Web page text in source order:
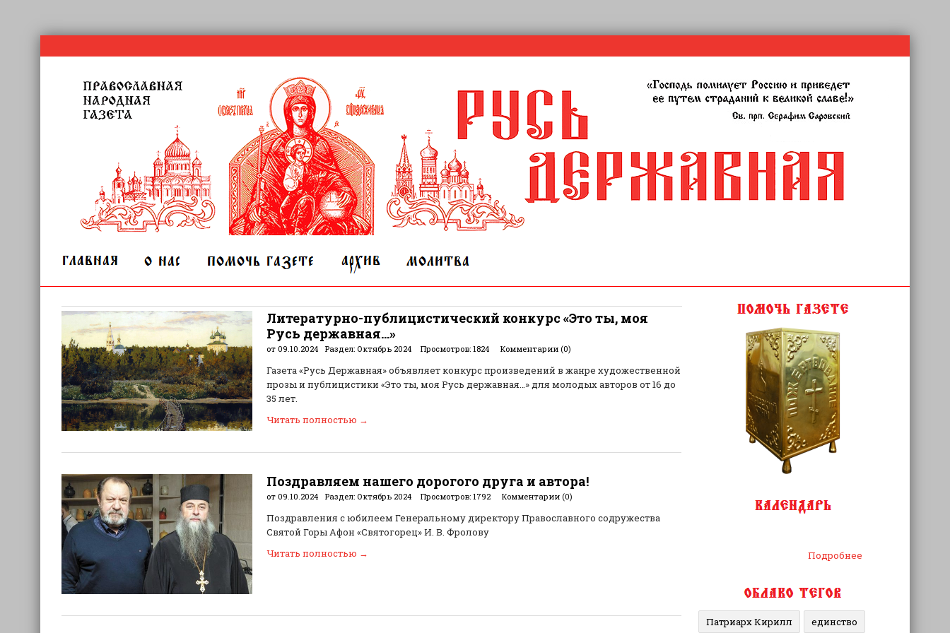
Литературно-публицистический конкурс «Это ты, моя
Русь державная…»
от 09.10.2024 Раздел: Октябрь 2024 Просмотров: 1824 Комментарии (0)
Газета «Русь Державная» объявляет конкурс произведений в жанре художественной
прозы и публицистики «Это ты, моя Русь державная…» для молодых авторов от 16 до
35 лет.
Читать полностью →
Поздравляем нашего дорогого друга и автора!
от 09.10.2024 Раздел: Октябрь 2024 Просмотров: 1792 Комментарии (0)
Поздравления с юбилеем Генеральному директору Православного содружества
Святой Горы Афон «Святогорец» И. В. Фролову
Читать полностью → Подробнее
Патриарх Кирилл единство